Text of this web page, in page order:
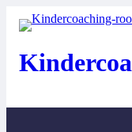
naar
inhoud